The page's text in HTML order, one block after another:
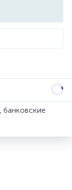
банковские